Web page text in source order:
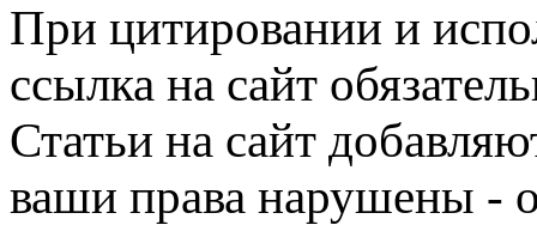
При цитировании и
ссылка на сайт
Статьи на сайт
ваши права нарушены -